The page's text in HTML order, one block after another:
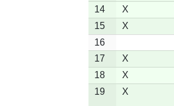
14
X
15
X
16
17
X
18
X
19
X